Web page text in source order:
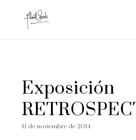
Exposición
11 de noviembre de 2014